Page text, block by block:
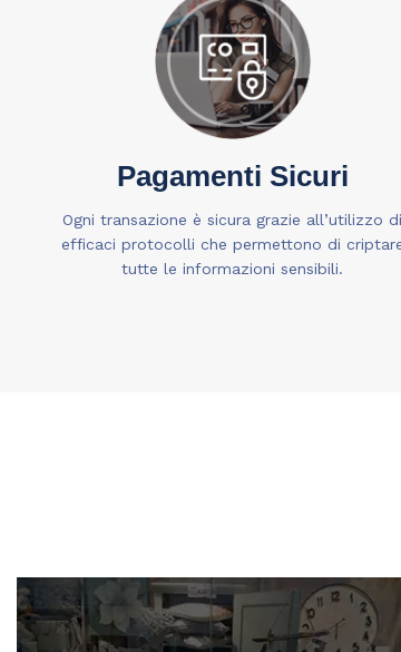
Pagamenti Sicuri
Ogni transazione è sicura grazie all’utilizzo di
efficaci protocolli che permettono di
tutte le informazioni sensibili.